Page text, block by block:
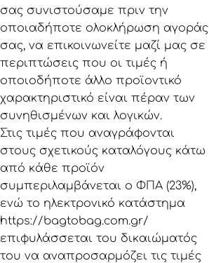
σας συνιστούσαμε πριν την
οποιαδήποτε ολοκλήρωση αγοράς
σας, να επικοινωνείτε μαζί μας σε
περιπτώσεις που οι τιμές ή
οποιοδήποτε άλλο προϊοντικό
χαρακτηριστικό είναι πέραν των
συνηθισμένων και λογικών.
Στις τιμές που αναγράφονται
στους σχετικούς καταλόγους κάτω
από κάθε προϊόν
συμπεριλαμβάνεται ο ΦΠΑ (23%),
ενώ το ηλεκτρονικό κατάστημα
https://bagtobag.com.gr/
επιφυλάσσεται του δικαιώματός
του να αναπροσαρμόζει τις τιμές